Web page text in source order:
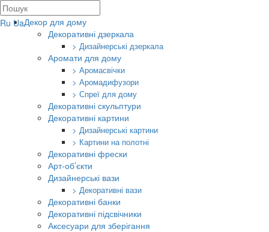
Ru UaДекор для дому
Декоративні дзеркала
> Дизайнерські дзеркала
Аромати для дому
> Аромасвічки
> Аромадифузори
> Спреї для дому
Декоративні скульптури
Декоративні картини
> Дизайнерські картини
> Картини на полотні
Декоративні фрески
Арт-об’єкти
Дизайнерські вази
> Декоративні вази
Декоративні банки
Декоративні підсвічники
Аксесуари для зберігання